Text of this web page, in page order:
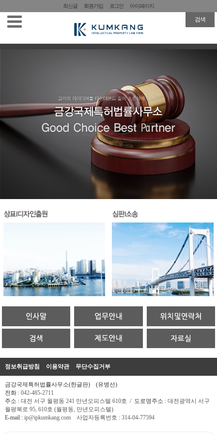
업체소개
검색
최신글 회원가입 로그인 마이페이지
검색
정보취급방침 이용약관 무단수집거부
금강국제특허법률사무소(한글판)
(유병선)
전화 : 042-485-2711
주소 : 대전 서구 월평동 241 만년오피스텔 610호 / 도로명주소 : 대전광역시 서구
월평북로 95, 610호 (월평동, 만년오피스텔)
E-mail : ip@ipkumkang.com 사업자등록번호 : 314-04-77594